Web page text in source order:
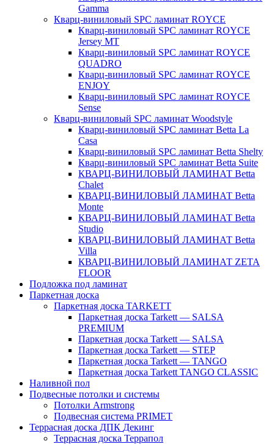
Gamma
Кварц-виниловый SPC ламинат ROYCE
Кварц-виниловый SPC ламинат ROYCE
Jersey MT
Кварц-виниловый SPC ламинат ROYCE
QUADRO
Кварц-виниловый SPC ламинат ROYCE
ENJOY
Кварц-виниловый SPC ламинат ROYCE
Sense
Кварц-виниловый SPC ламинат Woodstyle
Кварц-виниловый SPC ламинат Betta La
Casa
Кварц-виниловый SPC ламинат Betta Shelty
Кварц-виниловый SPC ламинат Betta Suite
КВАРЦ-ВИНИЛОВЫЙ ЛАМИНАТ Betta
Chalet
КВАРЦ-ВИНИЛОВЫЙ ЛАМИНАТ Betta
Monte
КВАРЦ-ВИНИЛОВЫЙ ЛАМИНАТ Betta
Studio
КВАРЦ-ВИНИЛОВЫЙ ЛАМИНАТ Betta
Villa
КВАРЦ-ВИНИЛОВЫЙ ЛАМИНАТ ZETA
FLOOR
Подложка под ламинат
Паркетная доска
Паркетная доска TARKETT
Паркетная доска Tarkett — SALSA
PREMIUM
Паркетная доска Tarkett — SALSA
Паркетная доска Tarkett — STEP
Паркетная доска Tarkett — TANGO
Паркетная доска Tarkett TANGO CLASSIC
Наливной пол
Подвесные потолки и системы
Потолки Armstrong
Подвесная система PRIMET
Террасная доска ДПК Декинг
Террасная доска Террапол